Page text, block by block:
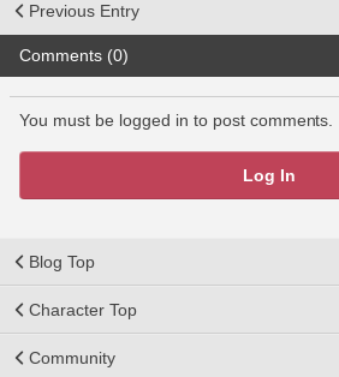
Previous Entry
Comments (0)
You must be logged in to post comments.
Log In
Blog Top
Character Top
Community